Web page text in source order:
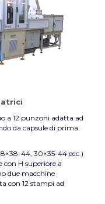
a 12 punzoni adatta ad
da capsule di prima
44, 30×35-44 ecc.)
con H superiore a
due macchine
con 12 stampi ad